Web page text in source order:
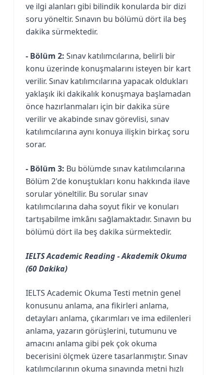
ve ilgi alanları gibi bilindik konularda bir dizi
soru yöneltir. Sınavın bu bölümü dört ila beş
dakika sürmektedir.
- Bölüm 2: Sınav katılımcılarına, belirli bir
konu üzerinde konuşmalarını isteyen bir kart
verilir. Sınav katılımcılarına yapacak oldukları
yaklaşık iki dakikalık konuşmaya başlamadan
önce hazırlanmaları için bir dakika süre
verilir ve akabinde sınav görevlisi, sınav
katılımcılarına aynı konuya ilişkin birkaç soru
sorar.
- Bölüm 3: Bu bölümde sınav katılımcılarına
Bölüm 2'de konuştukları konu hakkında ilave
sorular yöneltilir. Bu sorular sınav
katılımcılarına daha soyut fikir ve konuları
tartışabilme imkânı sağlamaktadır. Sınavın bu
bölümü dört ila beş dakika sürmektedir.
IELTS Academic Reading - Akademik Okuma
(60 Dakika)
IELTS Academic Okuma Testi metnin genel
konusunu anlama, ana fikirleri anlama,
detayları anlama, çıkarımları ve ima edilenleri
anlama, yazarın görüşlerini, tutumunu ve
amacını anlama gibi pek çok okuma
becerisini ölçmek üzere tasarlanmıştır. Sınav
katılımcılarının okuma sınavında metni hızlı